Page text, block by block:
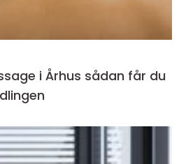
sådan får du